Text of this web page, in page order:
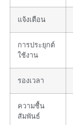
แจ้งเตือน
การประยุกต์
ใช้งาน
รองเวลา
ความชื้น
สัมพันธ์